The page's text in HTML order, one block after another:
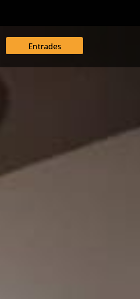
Obre el calendari
Entrades